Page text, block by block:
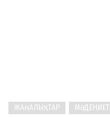
ЖАҢАЛЫҚТАР МӘДЕНИЕТ